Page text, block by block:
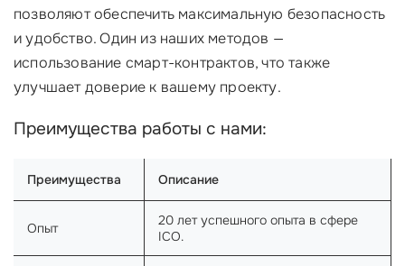
позволяют обеспечить максимальную безопасность
и удобство. Один из наших методов —
использование смарт-контрактов, что также
улучшает доверие к вашему проекту.
Преимущества работы с нами:
Преимущества Описание
Опыт
20 лет успешного опыта в сфере
ICO.